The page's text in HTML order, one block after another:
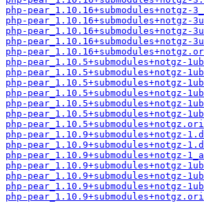
php-pear_1.10.16+submodules+notgz-
php-pear_1.10.16+submodules+notgz-
php-pear_1.10.16+submodules+notgz-
php-pear_1.10.16+submodules+notgz-
php-
php-pear_1.10.5+submodules+notgz-
php-pear_1.10.5+submodules+notgz-
php-pear_1.10.5+submodules+notgz-
php-pear_1.10.5+submodules+notgz-
php-pear_1.10.5+submodules+notgz-
php-pear_1.10.5+submodules+notgz-
php-
php-pear_1.10.9+submodules+notgz-
php-pear_1.10.9+submodules+notgz-
php-pear_1.10.9+submodules+notgz-
php-pear_1.10.9+submodules+notgz-
php-pear_1.10.9+submodules+notgz-
php-pear_1.10.9+submodules+notgz-
php-